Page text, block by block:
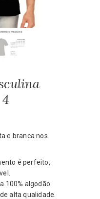
e branca nos
é perfeito,
100% algodão
alta qualidade.